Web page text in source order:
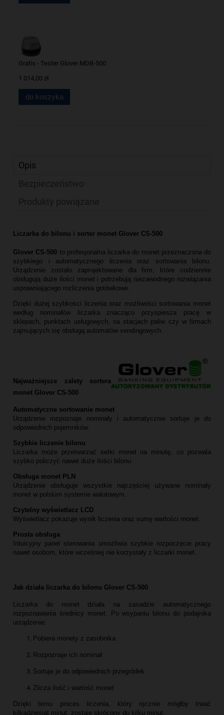
Gratis - Tester Glover MDB-500
1 014,00 zł
do koszyka
Opis
Liczarka do bilonu i sorter monet Glover CS-500
Glover CS‑500 to profesjonalna liczarka do monet przeznaczona do
szybkiego i automatycznego liczenia oraz sortowania bilonu.
Urządzenie zostało zaprojektowane dla firm, które codziennie
obsługują duże ilości monet i potrzebują niezawodnego rozwiązania
usprawniającego rozliczenia gotówkowe.
Dzięki dużej szybkości liczenia oraz możliwości sortowania monet
według nominałów liczarka znacząco przyspiesza pracę w
sklepach, punktach usługowych, na stacjach paliw czy w firmach
zajmujących się obsługą automatów vendingowych.
Najważniejsze zalety sortera
monet Glover CS-500
Automatyczne sortowanie monet
Urządzenie rozpoznaje nominały i automatycznie sortuje je do
odpowiednich pojemników.
Szybkie liczenie bilonu
Liczarka może przetwarzać setki monet na minutę, co pozwala
szybko policzyć nawet duże ilości bilonu.
Obsługa monet PLN
Urządzenie obsługuje wszystkie najczęściej używane nominały
monet w polskim systemie walutowym.
Czytelny wyświetlacz LCD
Wyświetlacz pokazuje wynik liczenia oraz sumę wartości monet.
Prosta obsługa
Intuicyjny panel sterowania umożliwia szybkie rozpoczęcie pracy
nawet osobom, które wcześniej nie korzystały z liczarki monet.
Jak działa liczarka do bilonu Glover CS-500
Liczarka do monet działa na zasadzie automatycznego
rozpoznawania średnicy monet. Po wsypaniu bilonu do podajnika
urządzenie:
Pobiera monety z zasobnika
Rozpoznaje ich nominał
Sortuje je do odpowiednich przegródek
Zlicza ilość i wartość monet
Dzięki temu proces liczenia, który ręcznie mógłby trwać
kilkadziesiąt minut, zostaje skrócony do kilku minut.